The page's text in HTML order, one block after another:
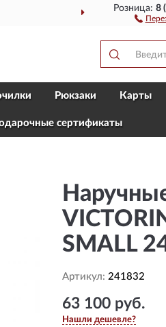
ПО ВСЕЙ РОССИИ
Розница:8
Рюкзаки Карты
сертификаты
SMALL
Артикул: 241832
63 100 руб.
Нашли дешевле?